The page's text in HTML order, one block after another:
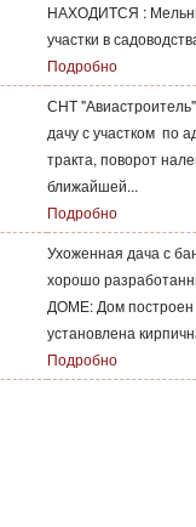
НАХОДИТСЯ :
участки в
Подробно
СНТ
дачу с участком по
тракта, поворот
ближайшей...
Подробно
Ухоженная дача с
хорошо
ДОМЕ: Дом построен
установлена
Подробно